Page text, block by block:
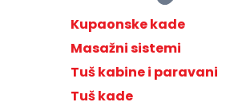
Kupaonske kade
Masažni sistemi
Tuš kabine i paravani
Tuš kade